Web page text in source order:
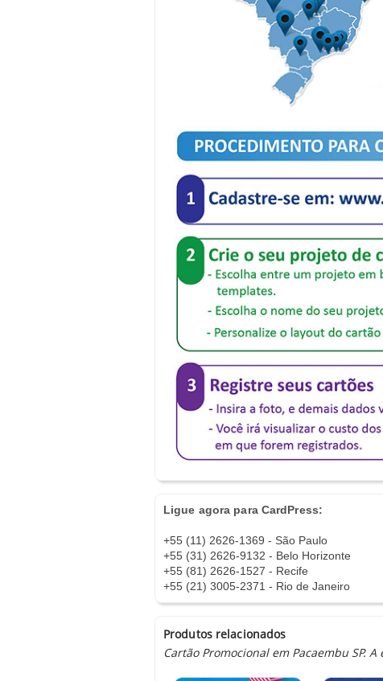
Ligue agora para CardPress:
+55 (11) 2626-1369 - São Paulo
+55 (31) 2626-9132 - Belo Horizonte
+55 (81) 2626-1527 - Recife
+55 (21) 3005-2371 - Rio de Janeiro
Produtos relacionados
Cartão Promocional em Pacaembu SP.